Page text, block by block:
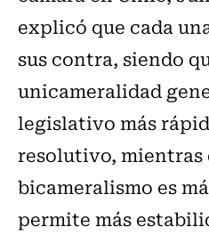
explicó que cada
sus contra, siendo
unicameralidad
legislativo más
resolutivo, mientras
bicameralismo es
permite más